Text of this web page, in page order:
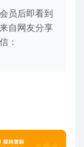
员后即看到
自网友分享
：